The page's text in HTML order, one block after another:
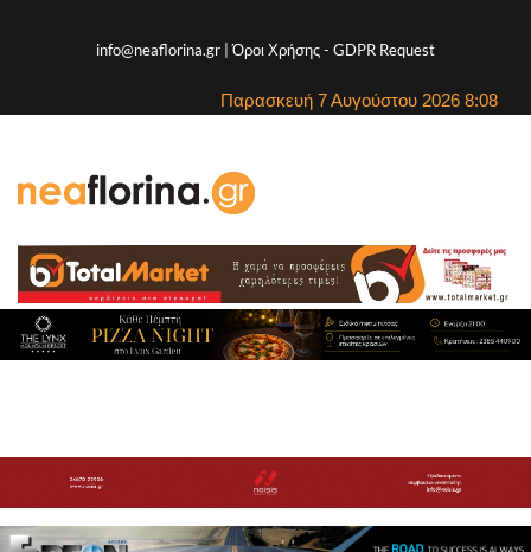
info@neaflorina.gr |Όροι Χρήσης- GDPR Request
Παρασκευή 7 Αυγούστου 2026 8:08